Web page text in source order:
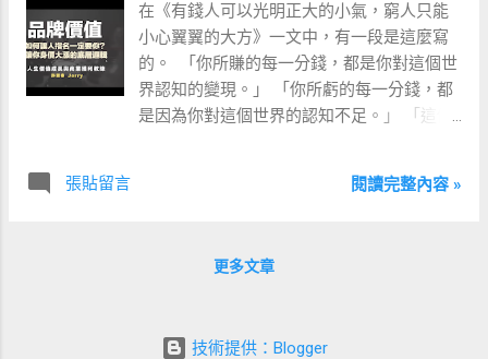
This Pen ​ 你有看過李奧納多（Leonardo
Wilhelm DiCaprio）飾演喬登・貝爾福
（Jordan Ross Belfort）的電影-《華爾街之
狼》嗎？ ​ 其中有個精彩片段是，講述業務該
如何銷售的演講，其中最有名的題目為： ​
有四個答案，你會選哪個？ ​ A.「這隻筆功能
好像是答案，「A」、「B」明顯是在講價
品）x轉換=營業額 ​ 這邊就要思考，流量能否
踩中紅利？產品能否自帶流量？能否讓顧客
選購我們產品時的阻力更小？ ​ 等等… ​ 或者，
可以更深入思考。 ​ 以其更加努力做更多，能
否換個更優質的領域、用更少的努力、賺取
像錄製 Podcast 時順便錄影，再透過 AI 將逐
字稿輸出，直接做出文章、音頻、影片來分
有可能開啟擴大業績、提升增長潛力的可能
拚命努力工作。 ​ 而是持續提升自己的認知思
在《有錢人可以光明正大的小氣，窮人只能
小心翼翼的大方》一文中，有一段是這麼寫
的。 ​ 「你所賺的每一分錢，都是你對這個世
界認知的變現。」 「你所虧的每一分錢，都
是因為你對這個世界的認知不足。」 「這個
你，直到你的認知與財富相符為止。」 「而
持續。」 「你永遠賺不到超出認知範圍以外
所以，若想讓自己事業長期穩定賺到錢、留
張貼留言 閱讀完整內容 »
更多文章
技術提供：Blogger